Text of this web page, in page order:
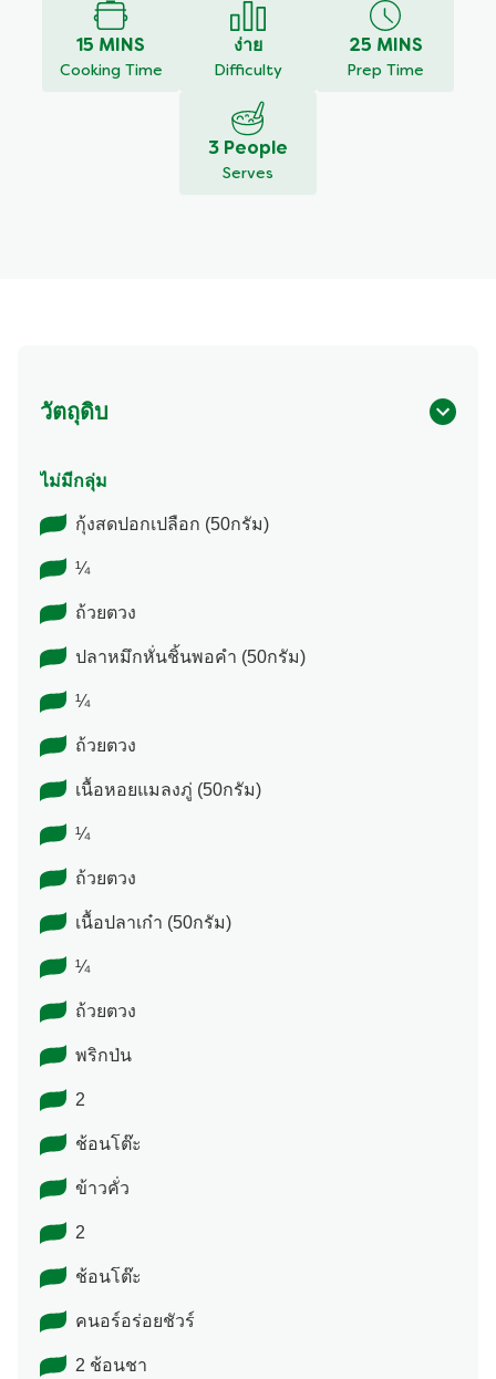
15 MINS
Cooking Time
ง่าย
Difficulty
25 MINS
Prep Time
3 People
Serves
วัตถุดิบ
ไม่มีกลุ่ม
กุ้งสดปอกเปลือก (50กรัม)
¼
ถ้วยตวง
ปลาหมึกหั่นชิ้นพอคำ (50กรัม)
¼
ถ้วยตวง
เนื้อหอยแมลงภู่ (50กรัม)
¼
ถ้วยตวง
เนื้อปลาเก๋า (50กรัม)
¼
ถ้วยตวง
พริกป่น
2
ช้อนโต๊ะ
ข้าวคั่ว
2
ช้อนโต๊ะ
คนอร์อร่อยชัวร์
2 ช้อนชา